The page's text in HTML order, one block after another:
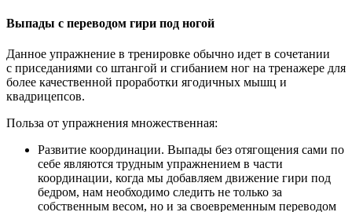
Выпады с переводом гири под ногой
Данное упражнение в тренировке обычно идет в сочетании
с приседаниями со штангой и сгибанием ног на тренажере для
более качественной проработки ягодичных мышц и
квадрицепсов.
Польза от упражнения множественная:
Развитие координации. Выпады без отягощения сами по
себе являются трудным упражнением в части
координации, когда мы добавляем движение гири под
бедром, нам необходимо следить не только за
собственным весом, но и за своевременным переводом